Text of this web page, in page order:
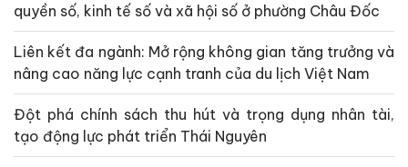
quyền số, kinh tế số và xã hội số ở phường Châu Đốc
Liên kết đa ngành: Mở rộng không gian tăng trưởng và
nâng cao năng lực cạnh tranh của du lịch Việt Nam
Đột phá chính sách thu hút và trọng dụng nhân tài,
tạo động lực phát triển Thái Nguyên